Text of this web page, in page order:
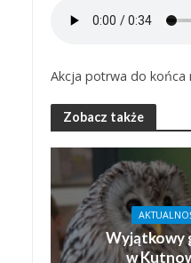
Akcja potrwa do końca
Zobacz także
Wyjątkowy
w